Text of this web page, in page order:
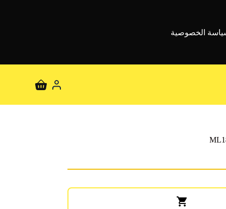
الخصوصية
عربة